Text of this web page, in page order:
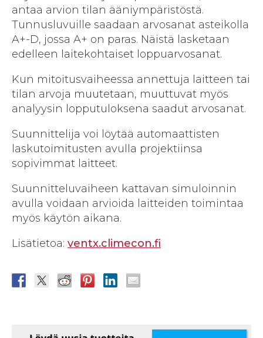
antaa arvion tilan ääniympäristöstä.
Tunnusluvuille saadaan arvosanat asteikolla
A+-D, jossa A+ on paras. Näistä lasketaan
edelleen laitekohtaiset loppuarvosanat.
Kun mitoitusvaiheessa annettuja laitteen tai
tilan arvoja muutetaan, muuttuvat myös
analyysin lopputuloksena saadut arvosanat.
Suunnittelija voi löytää automaattisten
laskutoimitusten avulla projektiinsa
sopivimmat laitteet.
Suunnitteluvaiheen kattavan simuloinnin
avulla voidaan arvioida laitteiden toimintaa
myös käytön aikana.
Lisätietoa: ventx.climecon.fi